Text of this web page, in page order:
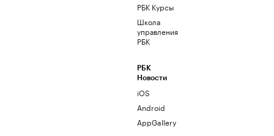
РБК Курсы
Школа
управления
РБК
РБК
Новости
iOS
Android
AppGallery